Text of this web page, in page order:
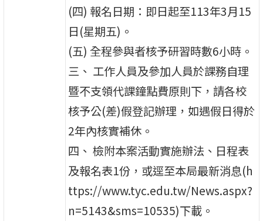
(四) 報名日期：即日起至113年3月15
日(星期五)。
(五) 全程參與者核予研習時數6小時。
三、 工作人員及參加人員於課務自理
暨不支領代課鐘點費原則下，請各校
核予公(差)假登記辦理，如遇假日得於
2年內核實補休。
四、 檢附本案活動實施辦法、日程表
及報名表1份，或逕至本局最新消息(h
ttps://www.tyc.edu.tw/News.aspx?
n=5143&sms=10535)下載。